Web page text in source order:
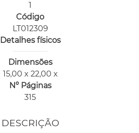
1
Código
LT012309
Detalhes físicos
Dimensões
15,00 x 22,00 x
Nº Páginas
315
DESCRIÇÃO